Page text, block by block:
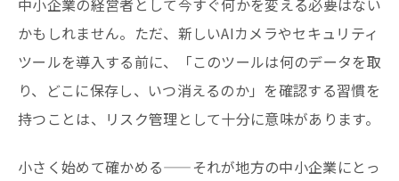
中小企業の経営者として今すぐ何かを変える必要はない
かもしれません。ただ、新しいAIカメラやセキュリティ
ツールを導入する前に、「このツールは何のデータを取
り、どこに保存し、いつ消えるのか」を確認する習慣を
持つことは、リスク管理として十分に意味があります。
小さく始めて確かめる——それが地方の中小企業にとっ